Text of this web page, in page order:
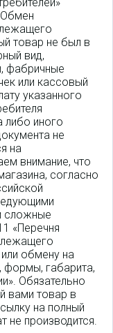
товар не был в
вид,
фабричные
или кассовый
указанного
либо иного
не
на
внимание, что
согласно
сложные
«Перечня
обмену на
формы, габарита,
Обязательно
вами товар в
на полный
не производится.